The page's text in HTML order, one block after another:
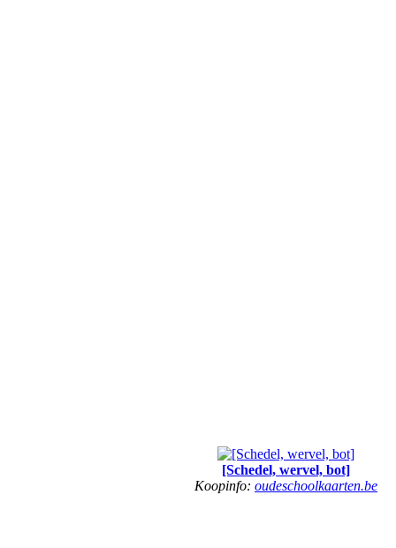
[Schedel, wervel, bot]
Koopinfo: oudeschoolkaarten.be